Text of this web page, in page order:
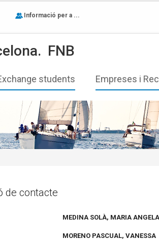
Informació per a ...
FNB
students Empreses i
de contacte
MEDINA SOLÀ, MARIA ANGELA
MORENO PASCUAL, VANESSA